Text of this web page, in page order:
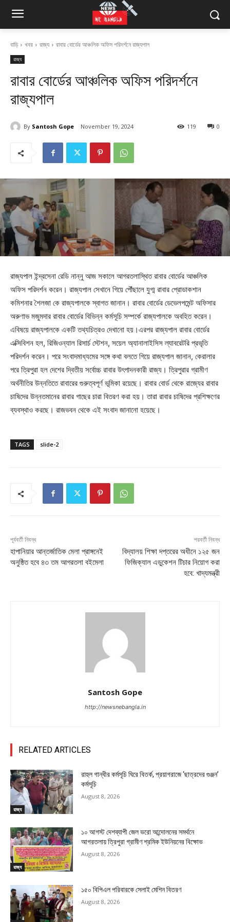
বাড়ি খবর রাজ্য রাবার বোর্ডের আঞ্চলিক অফিস পরিদর্শনে রাজ্যপাল
রাজ্য
রাবার বোর্ডের আঞ্চলিক অফিস পরিদর্শনে
রাজ্যপাল
By Santosh Gope November 19, 2024 0
119
রাজ্যপাল ইন্দ্রসেনা রেডি নান্নু আজ সকালে আগরতলাস্থিত রাবার বোর্ডের আঞ্চলিক
অফিস পরিদর্শন করেন। রাজ্যপাল সেখানে গিয়ে পৌঁছালে যুগ্ম রাবার প্রোডাকশান
কমিশনার শৈলজা কে রাজ্যপালকে স্বাগত জানান। রাবার বোর্ডের ডেভেলপমেন্ট অফিসার
অরুণাভ মজুমদার রাবার বোর্ডের বিভিন্ন কর্মসূচি সম্পর্কে রাজ্যপালকে অবহিত করেন।
এবিষয়ে রাজ্যপালকে একটি তথ্যচিত্রও দেখানো হয়।এরপর রাজ্যপাল রাবার বোর্ডের
এক্সিবিশন হল, রিজিওন্যাল রিসার্চ স্টেশন, সয়েল অ্যানালাইসিস ল্যাবরেটরি প্রভৃতি
পরিদর্শন করেন। পরে সংবাদমাধ্যমের সঙ্গে কথা বলতে গিয়ে রাজ্যপাল জানান, কেরালার
পরে ত্রিপুরা হল দেশের দ্বিতীয় সর্বোচ্চ রাবার উৎপাদনকারী রাজ্য। ত্রিপুরার গ্রামীণ
অর্থনীতির উন্নতিতে রাবারের গুরুত্বপূর্ণ ভূমিকা রয়েছে। রাবার বোর্ড থেকে রাজ্যের রাবার
চাষিদের উন্নতমানের রাবার গাছের চারা বিতরণ করা হয়। তারা রাবার চাষিদের প্রশিক্ষণের
ব্যবস্থাও করছে। রাজভবন থেকে এই সংবাদ জানানো হয়েছে।
TAGS slide-2
পূর্ববর্তী নিবন্ধ
হাপানিয়ার আন্তর্জাতিক মেলা প্রাঙ্গনেই
অনুষ্ঠিত হবে ৪৩ তম আগরতলা বইমেলা
পরবর্তী নিবন্ধ
বিদ্যালয় শিক্ষা দপ্তরের অধীনে ১২৫ জন
ফিজিক্যাল এডুকেশন টিচার নিয়োগ করা
হবে: খাদ্যমন্ত্রী
Santosh Gope
http://newsnebangla.in
RELATED ARTICLES
রাজ্য
রাহুল গান্ধীর কর্মসূচি ঘিরে বিতর্ক, প্রয়াগরাজে ‘ছাত্রদের গুঞ্জন’
কর্মসূচি
August 8, 2026
রাজ্য
১০ আগস্ট দেশব্যাপী জেল ভরো আন্দোলনের সমর্থনে
আগরতলায় ত্রিপুরা গ্রামীণ শ্রমিক ইউনিয়নের বিক্ষোভ
August 8, 2026
১৫০ বিপিএল পরিবারকে সেলাই মেশিন বিতরণ
August 8, 2026